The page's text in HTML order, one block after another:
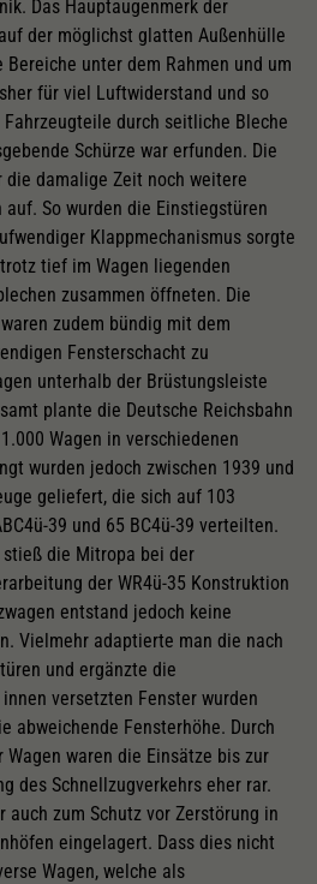
Das Hauptaugenmerk der
der möglichst glatten Außenhülle
Bereiche unter dem Rahmen und um
für viel Luftwiderstand und so
durch seitliche Bleche
Schürze war erfunden. Die
damalige Zeit noch weitere
So wurden die Einstiegstüren
Klappmechanismus sorgte
tief im Wagen liegenden
zusammen öffneten. Die
zudem bündig mit dem
Fensterschacht zu
unterhalb der Brüstungsleiste
plante die Deutsche Reichsbahn
Wagen in verschiedenen
wurden jedoch zwischen 1939 und
geliefert, die sich auf 103
39 und 65 BC4ü-39 verteilten.
die Mitropa bei der
der WR4ü-35 Konstruktion
entstand jedoch keine
Vielmehr adaptierte man die nach
und ergänzte die
versetzten Fenster wurden
abweichende Fensterhöhe. Durch
waren die Einsätze bis zur
des Schnellzugverkehrs eher rar.
auch zum Schutz vor Zerstörung in
eingelagert. Dass dies nicht
Wagen, welche als